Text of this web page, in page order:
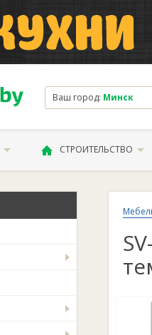
Ваш город: Минск
СТРОИТЕЛЬСТВО